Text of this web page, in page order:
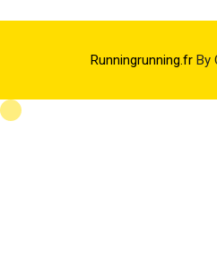
Runningrunning.fr By